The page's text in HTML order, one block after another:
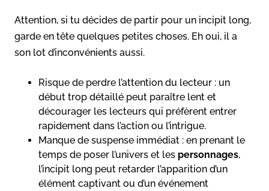
Attention, si tu décides de partir pour un incipit long,
garde en tête quelques petites choses. Eh oui, il a
son lot d’inconvénients aussi.
Risque de perdre l’attention du lecteur : un
début trop détaillé peut paraître lent et
décourager les lecteurs qui préfèrent entrer
rapidement dans l’action ou l’intrigue.
Manque de suspense immédiat : en prenant le
temps de poser l’univers et les personnages,
l’incipit long peut retarder l’apparition d’un
élément captivant ou d’un événement